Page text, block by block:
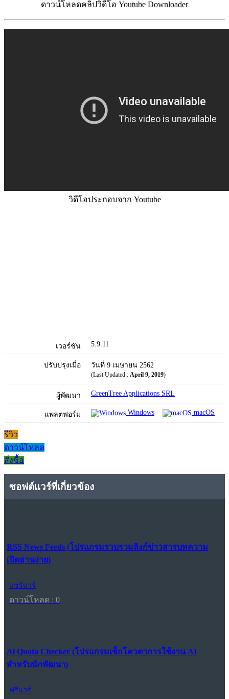
ดาวน์โหลดคลิปวิดีโอ Youtube Downloader
วิดีโอประกอบจาก Youtube
เวอร์ชัน 5.9.11
ปรับปรุงเมื่อ วันที่ 9 เมษายน 2562
(Last Updated : April 9, 2019)
ผู้พัฒนา GreenTree Applications SRL
แพลตฟอร์ม Windows macOS
รีวิว
ดาวน์โหลด
สั่งซื้อ
ซอฟต์แวร์ที่เกี่ยวข้อง
RSS News Feeds (โปรแกรมรวบรวมลิงก์ข่าวสารบทความ
เปิดอ่านง่าย)
แชร์แวร์
ดาวน์โหลด : 0
Ai Quota Checker (โปรแกรมเช็กโควตาการใช้งาน AI
สำหรับนักพัฒนา)
ฟรีแวร์